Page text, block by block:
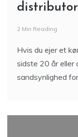
2 Min Reading
Hvis du ejer et
sidste 20 år eller
sandsynlighed